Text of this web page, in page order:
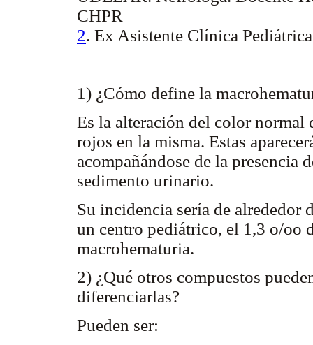
CHPR
2. Ex Asistente Clínica
1) ¿Cómo define la
Es la alteración del color normal
rojos en la misma. Estas
acompañándose de la presencia
sedimento urinario.
Su incidencia sería de alrededor
un centro pediátrico, el 1,3 o/oo
macrohematuria.
2) ¿Qué otros compuestos
diferenciarlas?
Pueden ser: